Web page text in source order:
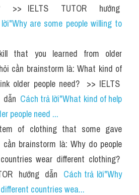
>> IELTS  TUTOR  hướng
are some people willing to
that you learned from older
cần brainstorm là: What kind of
older people need?  >> IELTS
dẫn Cách trả lời"What kind of help
people need ...
of clothing that some gave
brainstorm là: Why do people
wear different clothing?
hướng  dẫn Cách trả lời"Why
countries wea...